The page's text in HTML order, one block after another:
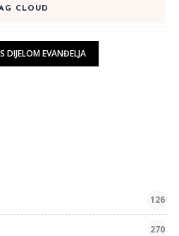
CLOUD
S DIJELOM EVANĐELJA
126
270